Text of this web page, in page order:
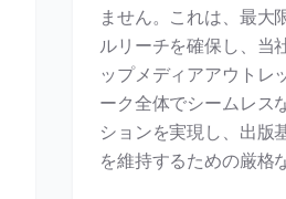
ません。これは、最大
ルリーチを確保し、当
ップメディアアウトレ
ーク全体でシームレス
ションを実現し、出版
を維持するための厳格